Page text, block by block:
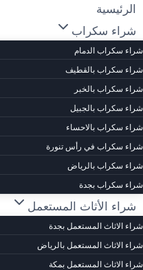
التجاوز
إلى
المحتوى
الرئيسية
شراء سكراب
شراء سكراب الدمام
شراء سكراب بالقطيف
شراء سكراب بالخبر
شراء سكراب بالجبيل
شراء سكراب بالاحساء
شراء سكراب في رأس تنورة
شراء سكراب بالرياض
شراء سكراب بجدة
شراء الأثاث المستعمل
شراء الاثاث المستعمل بجدة
شراء الاثاث المستعمل بالرياض
شراء الاثاث المستعمل بمكة